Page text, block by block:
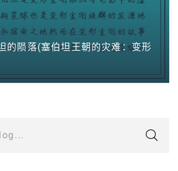
的陨落(塞伯坦王朝的灾难：变形